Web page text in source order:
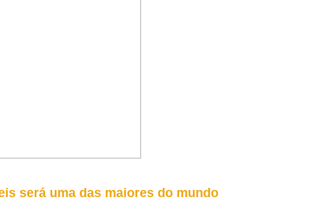
será uma das maiores do mundo